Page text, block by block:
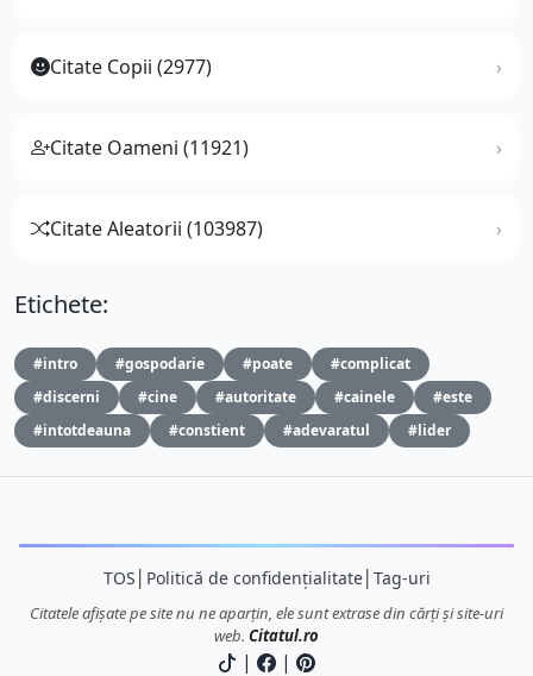
Citate Copii (2977)
Citate Oameni (11921)
Citate Aleatorii (103987)
Etichete:
#intro #gospodarie #poate
#complicat
#discerni
#cine #autoritate #cainele
#este
#intotdeauna
#constient #adevaratul #lider
TOS Politică de confidențialitate│ Tag-uri
Citatele afișate pe site nu ne aparțin, ele sunt extrase din cărți și site-uri
web. Citatul.ro
| |